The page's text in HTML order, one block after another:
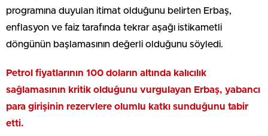
programına duyulan itimat olduğunu belirten Erbaş,
enflasyon ve faiz tarafında tekrar aşağı istikametli
döngünün başlamasının değerli olduğunu söyledi.
Petrol fiyatlarının 100 doların altında kalıcılık
sağlamasının kritik olduğunu vurgulayan Erbaş, yabancı
para girişinin rezervlere olumlu katkı sunduğunu tabir
etti.